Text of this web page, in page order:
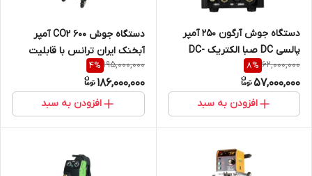
دستگاه جوش آرگون 250 آمپر
پالسی DC صبا الکتریک DC-
COLD-TIG-250-PULSED
62,000,000
8%
57,000,000
افزودن به سبد
دستگاه جوش CO2 600 آمپر
آبخنک ایران ترانس با قابلیت
گوجینگ MIG 630 IT
WATERCOOL
195,000,000
4%
186,000,000
افزودن به سبد